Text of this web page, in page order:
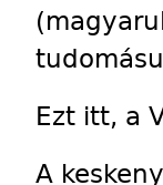
Ezt itt, a
A